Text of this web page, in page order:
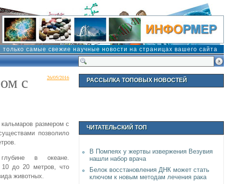
только самые свежие научные новости на страницах вашего сайта
26/05/2016
с
размером с
позволило
в океане.
10 до 20 метров, что
животных.
РАССЫЛКА ТОПОВЫХ НОВОСТЕЙ
ЧИТАТЕЛЬСКИЙ ТОП
В Помпеях у жертвы извержения Везувия
нашли набор врача
Белок восстановления ДНК может стать
ключом к новым методам лечения рака